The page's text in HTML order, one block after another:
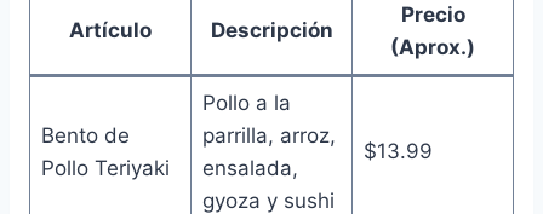
Artículo Descripción
Precio
(Aprox.)
Bento de
Pollo Teriyaki
Pollo a la
parrilla, arroz,
ensalada,
gyoza y sushi
$13.99